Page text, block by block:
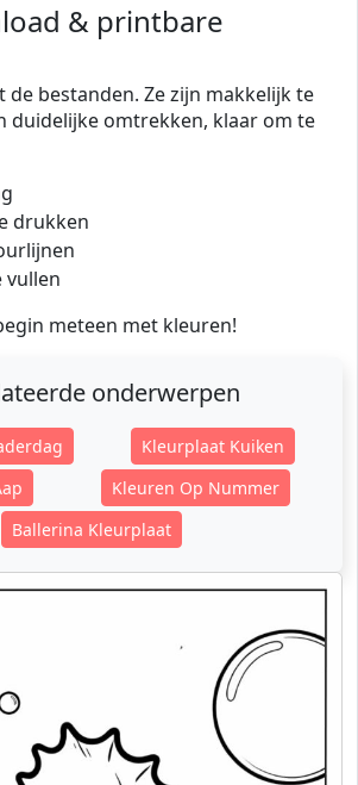
& printbare
bestanden. Ze zijn makkelijk te
duidelijke omtrekken, klaar om te
drukken
vullen
meteen met kleuren!
onderwerpen
Kleurplaat Kuiken
Kleuren Op Nummer
Ballerina Kleurplaat